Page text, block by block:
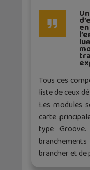
Tous ces
liste de ceux
Les modules
carte
type
brancher et